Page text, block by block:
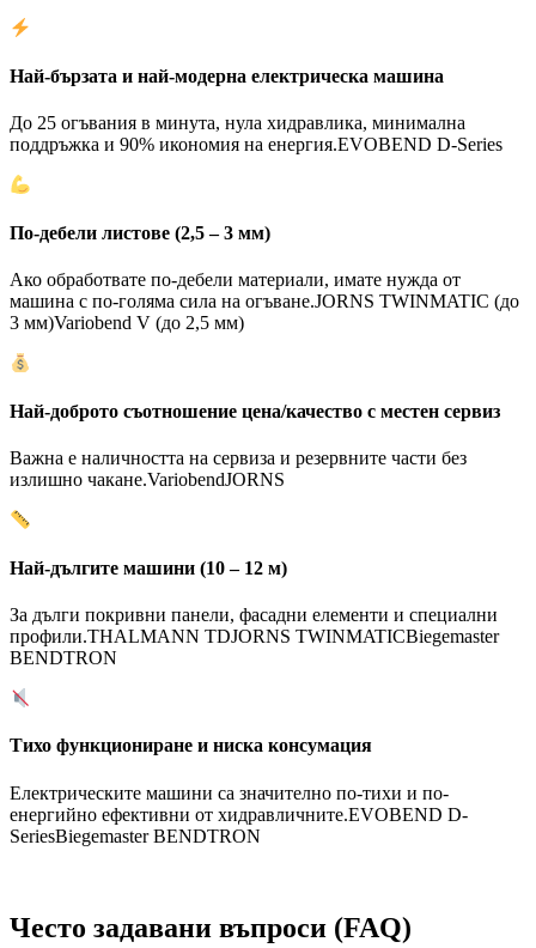
Най-бързата и най-модерна електрическа машина
До 25 огъвания в минута, нула хидравлика, минимална
поддръжка и 90% икономия на енергия.EVOBEND D-Series
По-дебели листове (2,5 – 3 мм)
Ако обработвате по-дебели материали, имате нужда от
машина с по-голяма сила на огъване.JORNS TWINMATIC (до
3 мм)Variobend V (до 2,5 мм)
Най-доброто съотношение цена/качество с местен сервиз
Важна е наличността на сервиза и резервните части без
излишно чакане.VariobendJORNS
Най-дългите машини (10 – 12 м)
За дълги покривни панели, фасадни елементи и специални
профили.THALMANN TDJORNS TWINMATICBiegemaster
BENDTRON
Тихо функциониране и ниска консумация
Електрическите машини са значително по-тихи и по-
енергийно ефективни от хидравличните.EVOBEND D-
SeriesBiegemaster BENDTRON
Често задавани въпроси (FAQ)